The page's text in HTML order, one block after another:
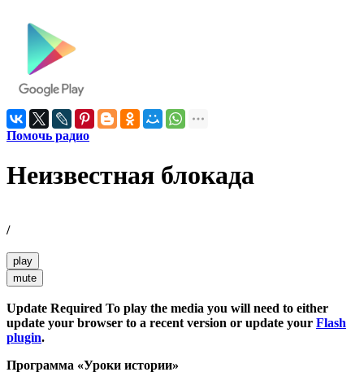
Помочь радио
Неизвестная блокада
/
play
mute
Update Required To play the media you will need to either
update your browser to a recent version or update your Flash
plugin.
Программа «Уроки истории»